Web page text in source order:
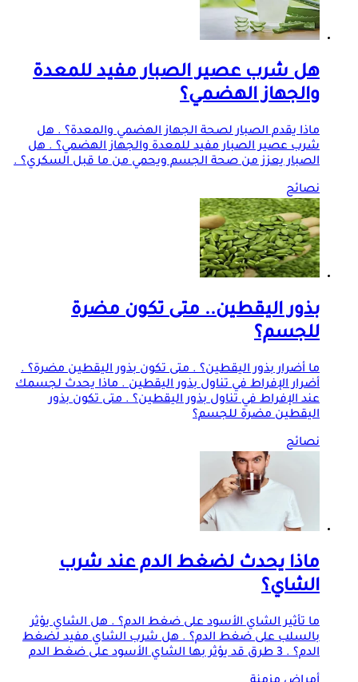
هل شرب عصير الصبار مفيد للمعدة
والجهاز الهضمي؟
ماذا يقدم الصبار لصحة الجهاز الهضمي والمعدة؟ . هل
شرب عصير الصبار مفيد للمعدة والجهاز الهضمي؟ . هل
الصبار يعزز من صحة الجسم ويحمي من ما قبل السكري؟ .
نصائح
بذور اليقطين.. متى تكون مضرة
للجسم؟
ما أضرار بذور اليقطين؟ . متى تكون بذور اليقطين مضرة؟ .
أضرار الإفراط في تناول بذور اليقطين . ماذا يحدث لجسمك
عند الإفراط في تناول بذور اليقطين؟ . متى تكون بذور
اليقطين مضرة للجسم؟
نصائح
ماذا يحدث لضغط الدم عند شرب
الشاي؟
ما تأثير الشاي الأسود على ضغط الدم؟ . هل الشاي يؤثر
بالسلب على ضغط الدم؟ . هل شرب الشاي مفيد لضغط
الدم؟ . 3 طرق قد يؤثر بها الشاي الأسود على ضغط الدم